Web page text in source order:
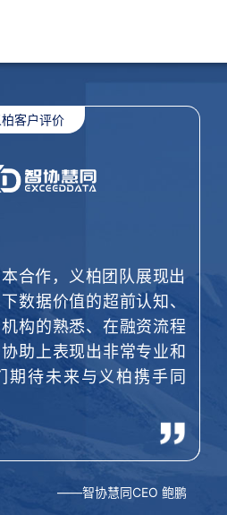
合作，义柏团队展现出
数据价值的超前认知、
构的熟悉、在融资流程
助上表现出非常专业和
期待未来与义柏携手同
——智协慧同CEO 鲍鹏